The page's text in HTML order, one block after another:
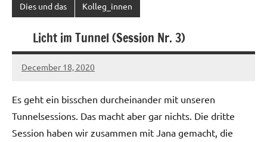
Dies und das Kolleg_innen
Licht im Tunnel (Session Nr. 3)
December 18, 2020
Ilja
Es geht ein bisschen durcheinander mit unseren
Tunnelsessions. Das macht aber gar nichts. Die dritte
Session haben wir zusammen mit Jana gemacht, die